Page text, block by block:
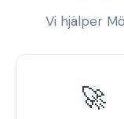
Vi hjälper
🚀